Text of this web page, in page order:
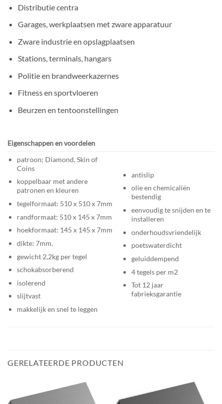
Distributie centra
Garages, werkplaatsen met zware apparatuur
Zware industrie en opslagplaatsen
Stations, terminals, hangars
Politie en brandweerkazernes
Fitness en sportvloeren
Beurzen en tentoonstellingen
Eigenschappen en voordelen
patroon; Diamond, Skin of
Coins
koppelbaar met andere
patronen en kleuren
tegelformaat: 510 x 510 x 7mm
randformaat: 510 x 145 x 7mm
hoekformaat: 145 x 145 x 7mm
dikte: 7mm.
gewicht 2,2kg per tegel
schokabsorberend
isolerend
slijtvast
makkelijk en snel te leggen
antislip
olie en chemicaliën
bestendig
eenvoudig te snijden en te
installeren
onderhoudsvriendelijk
poetswaterdicht
geluiddempend
4 tegels per m2
Tot 12 jaar
fabrieksgarantie
GERELATEERDE PRODUCTEN